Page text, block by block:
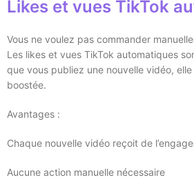
Likes et vues TikTok
Vous ne voulez pas commander
Les likes et vues TikTok automatiques
que vous publiez une nouvelle vidéo,
boostée.
Avantages :
Chaque nouvelle vidéo reçoit de
Aucune action manuelle nécessaire